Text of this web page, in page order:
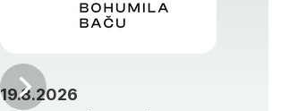
19.8.2026Predchádzajúci